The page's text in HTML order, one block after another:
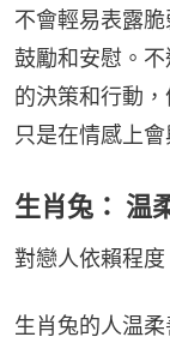
不會輕易表露
鼓勵和安慰。
的決策和行動
只是在情感上
生肖兔： 温
對戀人依賴
生肖兔的人温